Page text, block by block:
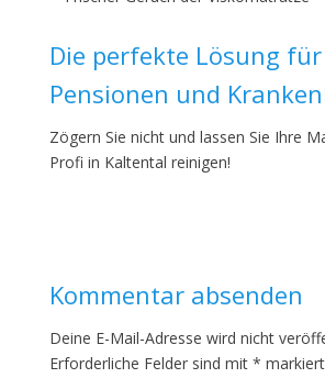
Die perfekte Lösung
Pensionen und
Zögern Sie nicht und lassen Sie Ihre
Profi in Kaltental reinigen!
Kommentar absenden
Deine E-Mail-Adresse wird nicht
Erforderliche Felder sind mit * markiert